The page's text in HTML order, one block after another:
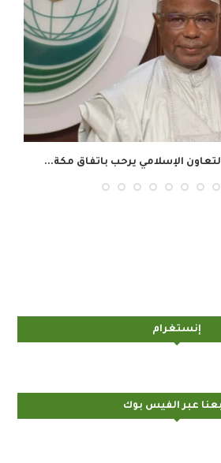
الإسلامي يرحب باتفاق مكة...
إنستغرام
عبر الفيس بوك